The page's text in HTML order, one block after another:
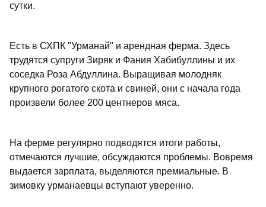
сутки.
Есть в СХПК "Урманай" и арендная ферма. Здесь
трудятся супруги Зиряк и Фания Хабибуллины и их
соседка Роза Абдуллина. Выращивая молодняк
крупного рогатого скота и свиней, они с начала года
произвели более 200 центнеров мяса.
На ферме регулярно подводятся итоги работы,
отмечаются лучшие, обсуждаются проблемы. Вовремя
выдается зарплата, выделяются премиальные. В
зимовку урманаевцы вступают уверенно.